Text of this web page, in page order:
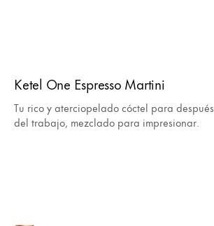
Ketel One Espresso Martini
Tu rico y aterciopelado cóctel para después
del trabajo, mezclado para impresionar.